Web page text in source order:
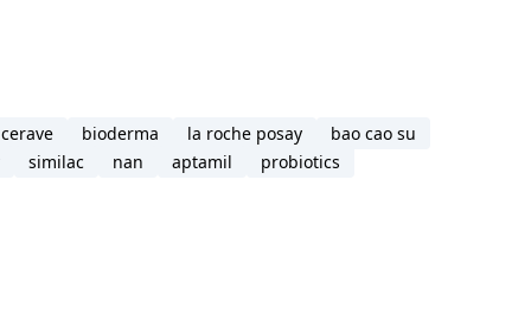
cerave bioderma la roche posay
bao cao su
similac
nan aptamil probiotics